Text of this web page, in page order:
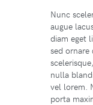
Nunc
augue
diam eget
sed ornare
nulla
vel lorem.
porta